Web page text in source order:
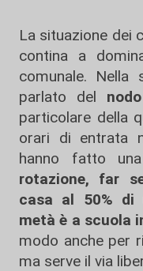
La situazione dei
contina a
comunale.
parlato del
particolare della
orari di entrata
hanno fatto
rotazione,
far
casa al 50% di
metà è a scuola
modo anche per
ma serve il via